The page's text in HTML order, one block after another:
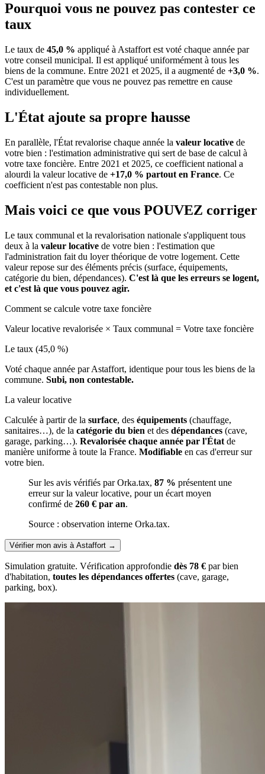
Pourquoi vous ne pouvez pas contester ce
taux
Le taux de 45,0 % appliqué à Astaffort est voté chaque année par
votre conseil municipal. Il est appliqué uniformément à tous les
biens de la commune. Entre 2021 et 2025, il a augmenté de +3,0 %.
C'est un paramètre que vous ne pouvez pas remettre en cause
individuellement.
L'État ajoute sa propre hausse
En parallèle, l'État revalorise chaque année la valeur locative de
votre bien : l'estimation administrative qui sert de base de calcul à
votre taxe foncière. Entre 2021 et 2025, ce coefficient national a
alourdi la valeur locative de +17,0 % partout en France. Ce
coefficient n'est pas contestable non plus.
Mais voici ce que vous POUVEZ corriger
Le taux communal et la revalorisation nationale s'appliquent tous
deux à la valeur locative de votre bien : l'estimation que
l'administration fait du loyer théorique de votre logement. Cette
valeur repose sur des éléments précis (surface, équipements,
catégorie du bien, dépendances). C'est là que les erreurs se logent,
et c'est là que vous pouvez agir.
Comment se calcule votre taxe foncière
Valeur locative revalorisée × Taux communal = Votre taxe foncière
Le taux (45,0 %)
Voté chaque année par Astaffort, identique pour tous les biens de la
commune. Subi, non contestable.
La valeur locative
Calculée à partir de la surface, des équipements (chauffage,
sanitaires…), de la catégorie du bien et des dépendances (cave,
garage, parking…). Revalorisée chaque année par l'État de
manière uniforme à toute la France. Modifiable en cas d'erreur sur
votre bien.
Sur les avis vérifiés par Orka.tax, 87 % présentent une
erreur sur la valeur locative, pour un écart moyen
confirmé de 260 € par an.
Source : observation interne Orka.tax.
Vérifier mon avis à Astaffort →
Simulation gratuite. Vérification approfondie dès 78 € par bien
d'habitation, toutes les dépendances offertes (cave, garage,
parking, box).